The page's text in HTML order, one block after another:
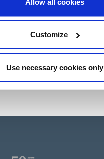
Customize
Use necessary cookies only